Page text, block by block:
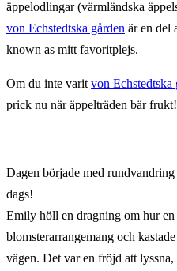
äppelodlingar (värmländska
von Echstedtska gården är en del
known as mitt favoritplejs.
Om du inte varit von Echstedtska
prick nu när äppelträden bär frukt!
Dagen började med
dags!
Emily höll en dragning om hur en
blomsterarrangemang och
vägen. Det var en fröjd att